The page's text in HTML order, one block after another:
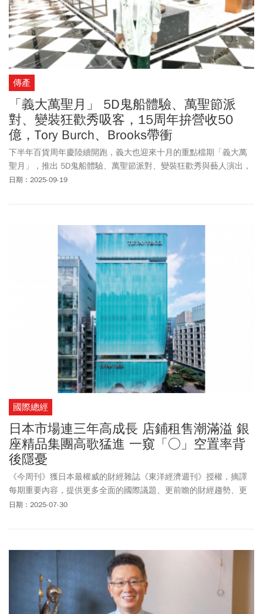
傳產
「義大萬聖月」 5D鬼船體驗、萬聖節派
對、變裝狂歡秀吸客，15周年拚營收50
億，Tory Burch、Brooks帶衝
下半年百貨周年慶陸續開跑，義大也迎來十月的重點檔期「義大萬
聖月」，推出 5D鬼船體驗、萬聖節派對、變裝狂歡秀與藝人演出，
透過遊樂設施與娛樂互動，營造狂歡氛圍。
日期：2025-09-19
國際總經
日本市場連三年高成長 店鋪租售潮滿溢 銀
座精品集團高歌猛進 一窺「○」空置率背
後隱憂
《今周刊》獲日本最權威的財經雜誌《東洋經濟週刊》授權，摘譯
每期重要內容，提供更多全面的國際議題、更前瞻的財經趨勢、更
多元的產業動態。
日期：2025-07-30